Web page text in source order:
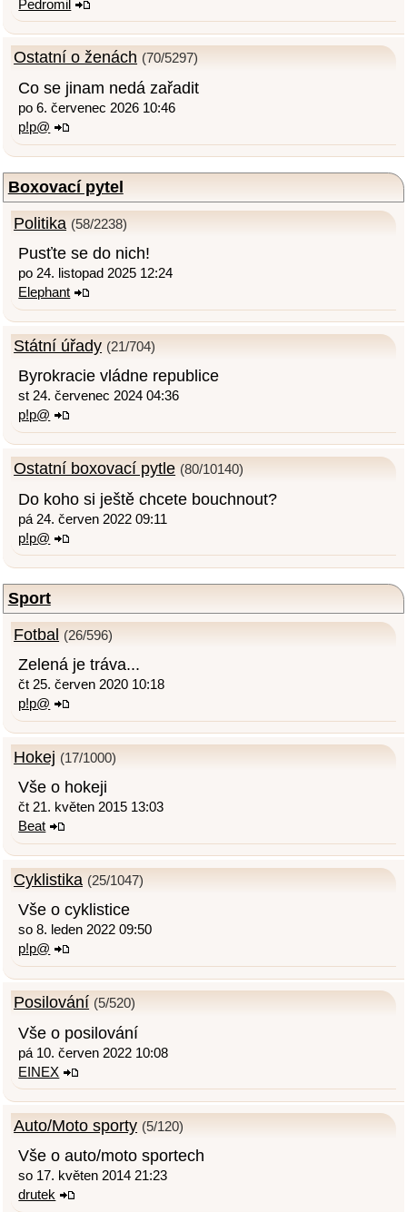
Pedromil
Ostatní o ženách (70/5297)
Co se jinam nedá zařadit
po 6. červenec 2026 10:46
p!p@
Boxovací pytel
Politika (58/2238)
Pusťte se do nich!
po 24. listopad 2025 12:24
Elephant
Státní úřady (21/704)
Byrokracie vládne republice
st 24. červenec 2024 04:36
p!p@
Ostatní boxovací pytle (80/10140)
Do koho si ještě chcete bouchnout?
pá 24. červen 2022 09:11
p!p@
Sport
Fotbal (26/596)
Zelená je tráva...
čt 25. červen 2020 10:18
p!p@
Hokej (17/1000)
Vše o hokeji
čt 21. květen 2015 13:03
Beat
Cyklistika (25/1047)
Vše o cyklistice
so 8. leden 2022 09:50
p!p@
Posilování (5/520)
Vše o posilování
pá 10. červen 2022 10:08
EINEX
Auto/Moto sporty (5/120)
Vše o auto/moto sportech
so 17. květen 2014 21:23
drutek